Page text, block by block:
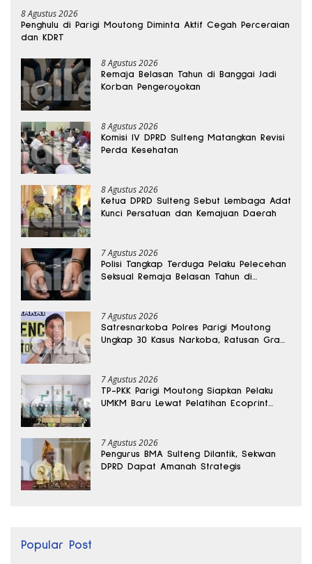
8 Agustus 2026
Penghulu di Parigi Moutong Diminta Aktif Cegah Perceraian
dan KDRT
8 Agustus 2026
Remaja Belasan Tahun di Banggai Jadi
Korban Pengeroyokan
8 Agustus 2026
Komisi IV DPRD Sulteng Matangkan Revisi
Perda Kesehatan
8 Agustus 2026
Ketua DPRD Sulteng Sebut Lembaga Adat
Kunci Persatuan dan Kemajuan Daerah
7 Agustus 2026
Polisi Tangkap Terduga Pelaku Pelecehan
Seksual Remaja Belasan Tahun di
7 Agustus 2026
Satresnarkoba Polres Parigi Moutong
Ungkap 30 Kasus Narkoba, Ratusan Gram
7 Agustus 2026
TP-PKK Parigi Moutong Siapkan Pelaku
UMKM Baru Lewat Pelatihan Ecoprint
7 Agustus 2026
Pengurus BMA Sulteng Dilantik, Sekwan
DPRD Dapat Amanah Strategis
Popular Post